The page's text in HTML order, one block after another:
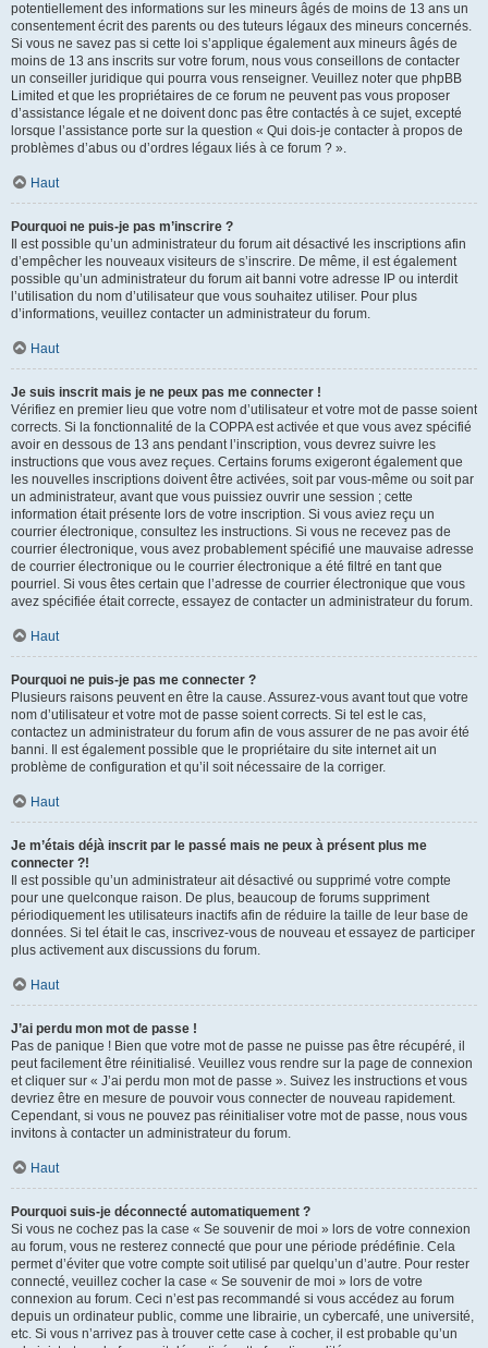
potentiellement des informations sur les mineurs âgés de moins de 13 ans un
consentement écrit des parents ou des tuteurs légaux des mineurs concernés.
Si vous ne savez pas si cette loi s’applique également aux mineurs âgés de
moins de 13 ans inscrits sur votre forum, nous vous conseillons de contacter
un conseiller juridique qui pourra vous renseigner. Veuillez noter que phpBB
Limited et que les propriétaires de ce forum ne peuvent pas vous proposer
d’assistance légale et ne doivent donc pas être contactés à ce sujet, excepté
lorsque l’assistance porte sur la question « Qui dois-je contacter à propos de
problèmes d’abus ou d’ordres légaux liés à ce forum ? ».
Haut
Pourquoi ne puis-je pas m’inscrire ?
Il est possible qu’un administrateur du forum ait désactivé les inscriptions afin
d’empêcher les nouveaux visiteurs de s’inscrire. De même, il est également
possible qu’un administrateur du forum ait banni votre adresse IP ou interdit
l’utilisation du nom d’utilisateur que vous souhaitez utiliser. Pour plus
d’informations, veuillez contacter un administrateur du forum.
Haut
Je suis inscrit mais je ne peux pas me connecter !
Vérifiez en premier lieu que votre nom d’utilisateur et votre mot de passe soient
corrects. Si la fonctionnalité de la COPPA est activée et que vous avez spécifié
avoir en dessous de 13 ans pendant l’inscription, vous devrez suivre les
instructions que vous avez reçues. Certains forums exigeront également que
les nouvelles inscriptions doivent être activées, soit par vous-même ou soit par
un administrateur, avant que vous puissiez ouvrir une session ; cette
information était présente lors de votre inscription. Si vous aviez reçu un
courrier électronique, consultez les instructions. Si vous ne recevez pas de
courrier électronique, vous avez probablement spécifié une mauvaise adresse
de courrier électronique ou le courrier électronique a été filtré en tant que
pourriel. Si vous êtes certain que l’adresse de courrier électronique que vous
avez spécifiée était correcte, essayez de contacter un administrateur du forum.
Haut
Pourquoi ne puis-je pas me connecter ?
Plusieurs raisons peuvent en être la cause. Assurez-vous avant tout que votre
nom d’utilisateur et votre mot de passe soient corrects. Si tel est le cas,
contactez un administrateur du forum afin de vous assurer de ne pas avoir été
banni. Il est également possible que le propriétaire du site internet ait un
problème de configuration et qu’il soit nécessaire de la corriger.
Haut
Je m’étais déjà inscrit par le passé mais ne peux à présent plus me
connecter ?!
Il est possible qu’un administrateur ait désactivé ou supprimé votre compte
pour une quelconque raison. De plus, beaucoup de forums suppriment
périodiquement les utilisateurs inactifs afin de réduire la taille de leur base de
données. Si tel était le cas, inscrivez-vous de nouveau et essayez de participer
plus activement aux discussions du forum.
Haut
J’ai perdu mon mot de passe !
Pas de panique ! Bien que votre mot de passe ne puisse pas être récupéré, il
peut facilement être réinitialisé. Veuillez vous rendre sur la page de connexion
et cliquer sur « J’ai perdu mon mot de passe ». Suivez les instructions et vous
devriez être en mesure de pouvoir vous connecter de nouveau rapidement.
Cependant, si vous ne pouvez pas réinitialiser votre mot de passe, nous vous
invitons à contacter un administrateur du forum.
Haut
Pourquoi suis-je déconnecté automatiquement ?
Si vous ne cochez pas la case « Se souvenir de moi » lors de votre connexion
au forum, vous ne resterez connecté que pour une période prédéfinie. Cela
permet d’éviter que votre compte soit utilisé par quelqu’un d’autre. Pour rester
connecté, veuillez cocher la case « Se souvenir de moi » lors de votre
connexion au forum. Ceci n’est pas recommandé si vous accédez au forum
depuis un ordinateur public, comme une librairie, un cybercafé, une université,
etc. Si vous n’arrivez pas à trouver cette case à cocher, il est probable qu’un